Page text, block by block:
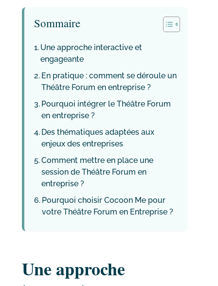
Sommaire
Une approche interactive et
engageante
En pratique : comment se déroule un
Théâtre Forum en entreprise ?
Pourquoi intégrer le Théâtre Forum
en entreprise ?
Des thématiques adaptées aux
enjeux des entreprises
Comment mettre en place une
session de Théâtre Forum en
entreprise ?
Pourquoi choisir Cocoon Me pour
votre Théâtre Forum en Entreprise ?
Une approche